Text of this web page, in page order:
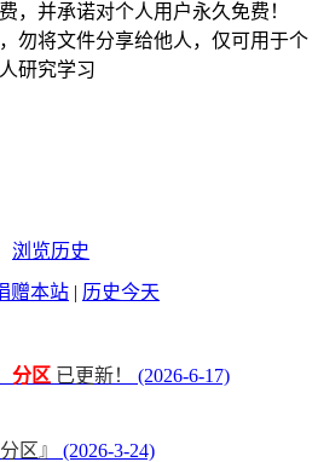
for Calculation of an Interphase
Modulus for Multilayered...
in layered polyesters
，并承诺对个人用户永久免费！
勿将文件分享给他人，仅可用于个
人研究学习
浏览历史
赠本站 | 历史今天
分区 已更新！
(2026-6-17)
区』
(2026-3-24)